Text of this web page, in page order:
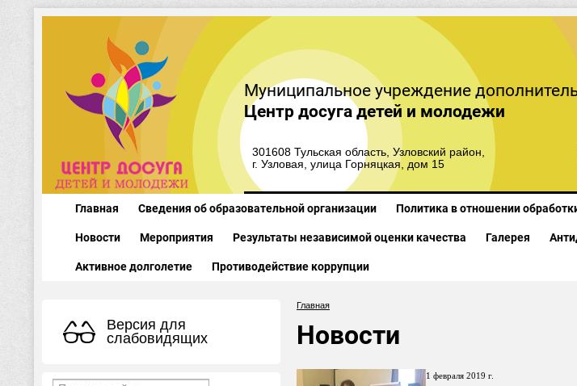
Муниципальное учреждение
Центр досуга детей и молодежи
301608 Тульская область, Узловский район,
г. Узловая, улица Горняцкая, дом 15
Главная Сведения об образовательной организации Политика в отношении
Новости Мероприятия Результаты независимой оценки качества Галерея
Активное долголетие Противодействие коррупции
Версия для
слабовидящих
Главная
Новости
1 февраля 2019 г.